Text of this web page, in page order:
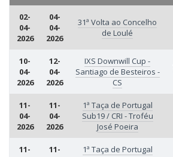
02-
04-
2026
04-
04-
2026
31ª Volta ao Concelho
de Loulé
10-
04-
2026
12-
04-
2026
IXS Downwill Cup -
Santiago de Besteiros -
CS
11-
04-
2026
11-
04-
2026
1ª Taça de Portugal
Sub19 / CRI - Troféu
José Poeira
11-
11-
1ª Taça de Portugal